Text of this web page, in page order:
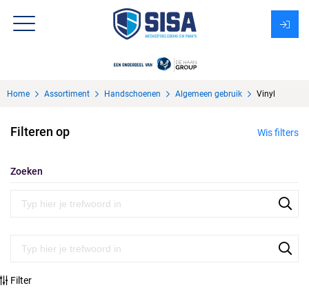
Over Sisa
KMS
Uitzendbureau?
Home Assortiment Handschoenen Algemeen gebruik Vinyl
Filteren op Wis filters
Zoeken
Filter